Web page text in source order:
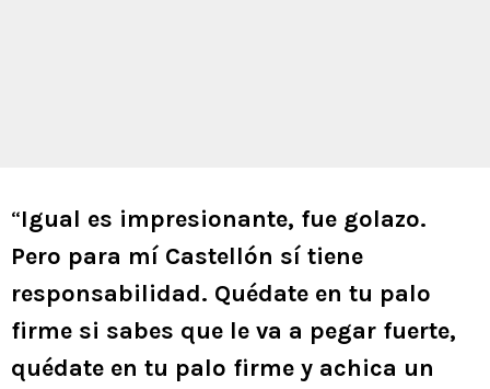
“Igual es impresionante, fue golazo.
Pero para mí Castellón sí tiene
responsabilidad. Quédate en tu palo
firme si sabes que le va a pegar fuerte,
quédate en tu palo firme y achica un